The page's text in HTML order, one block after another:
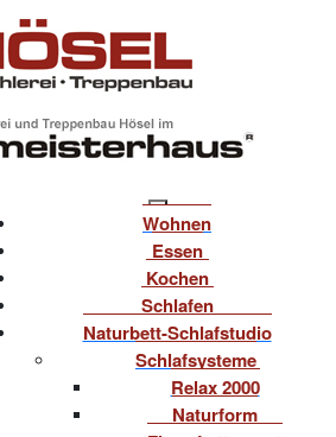
Wohnen
Essen
Kochen
Schlafen
Naturbett-Schlafstudio
Schlafsysteme
Relax 2000
Naturform